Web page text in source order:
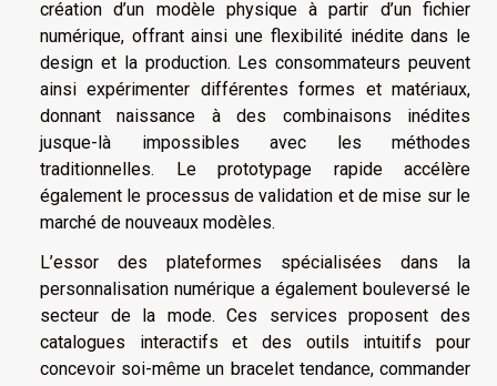
création d’un modèle physique à partir d’un fichier
numérique, offrant ainsi une flexibilité inédite dans le
design et la production. Les consommateurs peuvent
ainsi expérimenter différentes formes et matériaux,
donnant naissance à des combinaisons inédites
jusque-là impossibles avec les méthodes
traditionnelles. Le prototypage rapide accélère
également le processus de validation et de mise sur le
marché de nouveaux modèles.
L’essor des plateformes spécialisées dans la
personnalisation numérique a également bouleversé le
secteur de la mode. Ces services proposent des
catalogues interactifs et des outils intuitifs pour
concevoir soi-même un bracelet tendance, commander